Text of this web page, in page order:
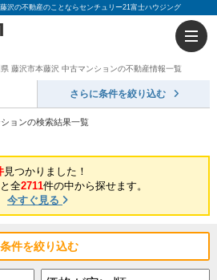
沢の不動産のことならセンチュリー21富士ハウジング
藤沢市本藤沢 中古マンションの不動産情報一覧
さらに条件を絞り込む
ョンの検索結果一覧
見つかりました！
全2711件の中から探せます。
今すぐ見る
条件を絞り込む